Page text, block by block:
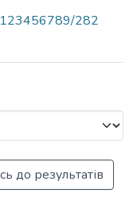
123456789/282
до результатів